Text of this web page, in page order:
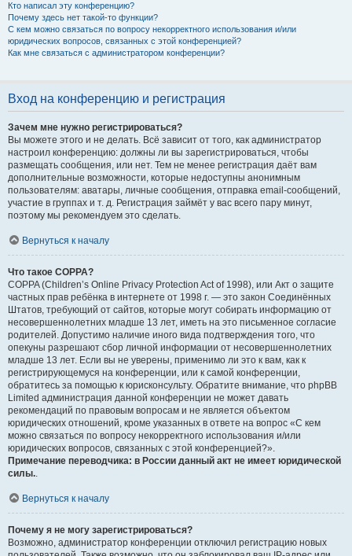
Кто написал эту конференцию?
Почему здесь нет такой-то функции?
С кем можно связаться по вопросу некорректного использования и/или
юридических вопросов, связанных с этой конференцией?
Как мне связаться с администратором конференции?
Вход на конференцию и регистрация
Зачем мне нужно регистрироваться?
Вы можете этого и не делать. Всё зависит от того, как администратор
настроил конференцию: должны ли вы зарегистрироваться, чтобы
размещать сообщения, или нет. Тем не менее регистрация даёт вам
дополнительные возможности, которые недоступны анонимным
пользователям: аватары, личные сообщения, отправка email-сообщений,
участие в группах и т. д. Регистрация займёт у вас всего пару минут,
поэтому мы рекомендуем это сделать.
Вернуться к началу
Что такое COPPA?
COPPA (Children’s Online Privacy Protection Act of 1998), или Акт о защите
частных прав ребёнка в интернете от 1998 г. — это закон Соединённых
Штатов, требующий от сайтов, которые могут собирать информацию от
несовершеннолетних младше 13 лет, иметь на это письменное согласие
родителей. Допустимо наличие иного вида подтверждения того, что
опекуны разрешают сбор личной информации от несовершеннолетних
младше 13 лет. Если вы не уверены, применимо ли это к вам, как к
регистрирующемуся на конференции, или к самой конференции,
обратитесь за помощью к юрисконсульту. Обратите внимание, что phpBB
Limited администрация данной конференции не может давать
рекомендаций по правовым вопросам и не является объектом
юридических отношений, кроме указанных в ответе на вопрос «С кем
можно связаться по вопросу некорректного использования и/или
юридических вопросов, связанных с этой конференцией?».
Примечание переводчика: в России данный акт не имеет юридической
силы..
Вернуться к началу
Почему я не могу зарегистрироваться?
Возможно, администратор конференции отключил регистрацию новых